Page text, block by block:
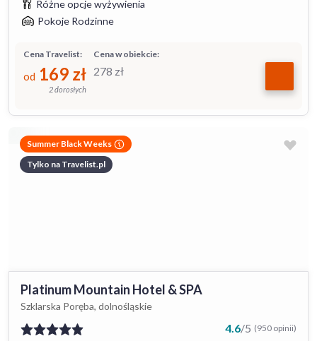
Różne opcje wyżywienia
Pokoje Rodzinne
Cena w obiekcie:
278 zł
Cena Travelist:
od 169 zł
2 dorosłych
Summer Black Weeks
Tylko na Travelist.pl
Platinum Mountain Hotel & SPA
Szklarska Poręba, dolnośląskie
4.6/5 (950 opinii)